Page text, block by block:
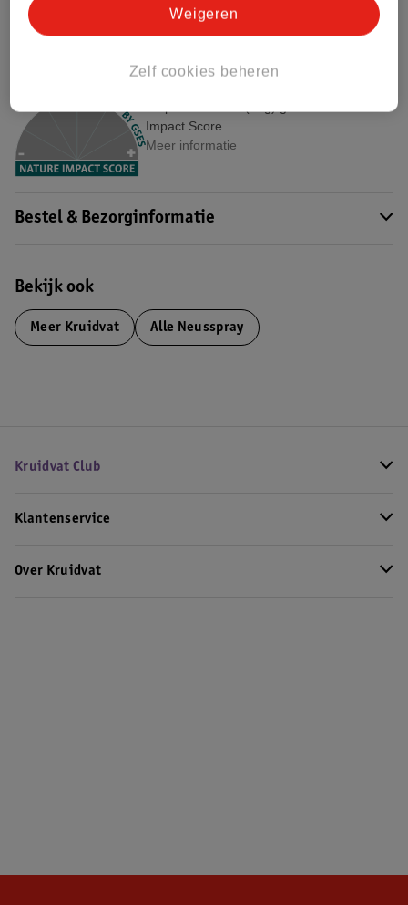
Etiketinformatie
Nature Impact Score
Impact Score.
Meer informatie
Bestel & Bezorginformatie
Bekijk ook
Meer Kruidvat Alle Neusspray
Kruidvat Club
Klantenservice
Over Kruidvat
Zelf cookies beheren
Weigeren